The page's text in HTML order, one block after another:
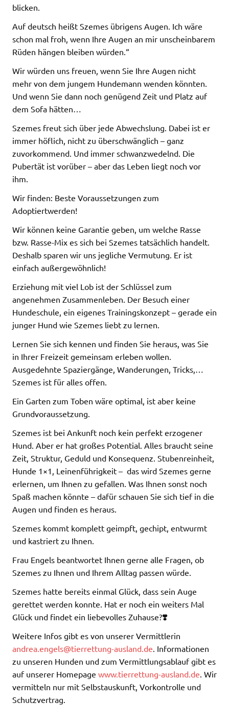
blicken.
Auf deutsch heißt Szemes übrigens Augen. Ich wäre
schon mal froh, wenn Ihre Augen an mir unscheinbarem
Rüden hängen bleiben würden.“
Wir würden uns freuen, wenn Sie Ihre Augen nicht
mehr von dem jungem Hundemann wenden könnten.
Und wenn Sie dann noch genügend Zeit und Platz auf
dem Sofa hätten…
Szemes freut sich über jede Abwechslung. Dabei ist er
immer höflich, nicht zu überschwänglich – ganz
zuvorkommend. Und immer schwanzwedelnd. Die
Pubertät ist vorüber – aber das Leben liegt noch vor
ihm.
Wir finden: Beste Voraussetzungen zum
Adoptiertwerden!
Wir können keine Garantie geben, um welche Rasse
bzw. Rasse-Mix es sich bei Szemes tatsächlich handelt.
Deshalb sparen wir uns jegliche Vermutung. Er ist
einfach außergewöhnlich!
Erziehung mit viel Lob ist der Schlüssel zum
angenehmen Zusammenleben. Der Besuch einer
Hundeschule, ein eigenes Trainingskonzept – gerade ein
junger Hund wie Szemes liebt zu lernen.
Lernen Sie sich kennen und finden Sie heraus, was Sie
in Ihrer Freizeit gemeinsam erleben wollen.
Ausgedehnte Spaziergänge, Wanderungen, Tricks,…
Szemes ist für alles offen.
Ein Garten zum Toben wäre optimal, ist aber keine
Grundvoraussetzung.
Szemes ist bei Ankunft noch kein perfekt erzogener
Hund. Aber er hat großes Potential. Alles braucht seine
Zeit, Struktur, Geduld und Konsequenz. Stubenreinheit,
Hunde 1×1, Leinenführigkeit – das wird Szemes gerne
erlernen, um Ihnen zu gefallen. Was Ihnen sonst noch
Spaß machen könnte – dafür schauen Sie sich tief in die
Augen und finden es heraus.
Szemes kommt komplett geimpft, gechipt, entwurmt
und kastriert zu Ihnen.
Frau Engels beantwortet Ihnen gerne alle Fragen, ob
Szemes zu Ihnen und Ihrem Alltag passen würde.
Szemes hatte bereits einmal Glück, dass sein Auge
gerettet werden konnte. Hat er noch ein weiters Mal
Glück und findet ein liebevolles Zuhause?❣️
Weitere Infos gibt es von unserer Vermittlerin
andrea.engels@tierrettung-ausland.de . Informationen
zu unseren Hunden und zum Vermittlungsablauf gibt es
auf unserer Homepage www.tierrettung-ausland.de . Wir
vermitteln nur mit Selbstauskunft, Vorkontrolle und
Schutzvertrag.